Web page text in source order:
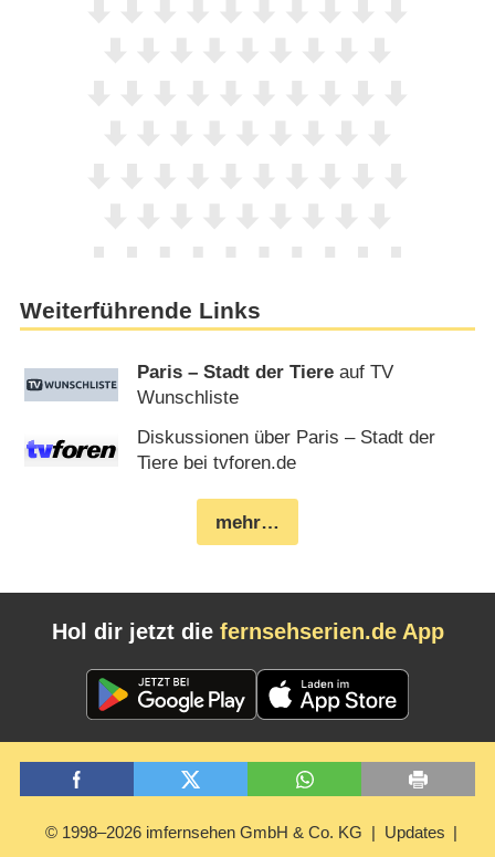
Weiterführende Links
Paris – Stadt der Tiere auf TV
Wunschliste
Diskussionen über Paris – Stadt der
Tiere bei tvforen.de
mehr…
Hol dir jetzt die fernsehserien.de App
© 1998–2026 imfernsehen GmbH & Co. KG Updates